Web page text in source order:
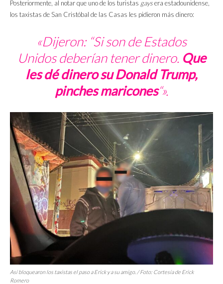
Posteriormente, al notar que uno de los turistas gaysera estadounidense,
los taxistas de San Cristóbal de las Casas les pidieron más dinero:
«Dijeron: “Si son de Estados
Unidos deberían tener dinero. Que
les dé dinero su Donald Trump,
pinches maricones“».
Así bloquearon los taxistas el paso a Erick y a su amigo. / Foto: Cortesía de Erick
Romero